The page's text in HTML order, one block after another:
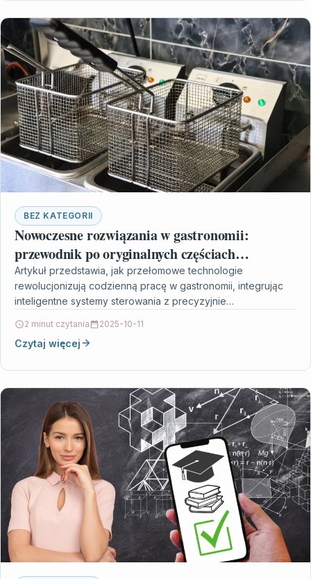
BEZ KATEGORII
Nowoczesne rozwiązania w gastronomii:
przewodnik po oryginalnych częściach
zamiennych
Artykuł przedstawia, jak przełomowe technologie
rewolucjonizują codzienną pracę w gastronomii, integrując
inteligentne systemy sterowania z precyzyjnie
zastosowaniu oryginalnych części zamiennych,…
2 minut czytania 2025-10-11
Czytaj więcej